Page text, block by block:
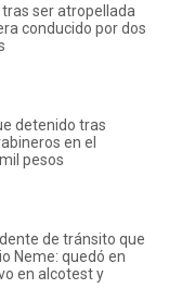
ser atropellada
conducido por dos
detenido tras
en el
pesos
de tránsito que
Neme: quedó en
en alcotest y